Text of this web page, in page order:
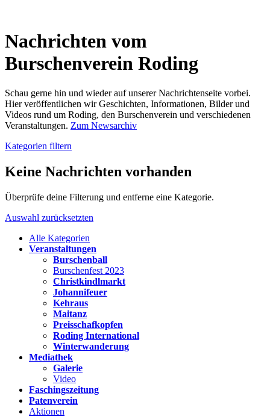
Nachrichten vom
Burschenverein Roding
Schau gerne hin und wieder auf unserer Nachrichtenseite vorbei.
Hier veröffentlichen wir Geschichten, Informationen, Bilder und
Videos rund um Roding, den Burschenverein und verschiedenen
Veranstaltungen. Zum Newsarchiv
Kategorien filtern
Keine Nachrichten vorhanden
Überprüfe deine Filterung und entferne eine Kategorie.
Auswahl zurücksetzten
Alle Kategorien
Veranstaltungen
Burschenball
Burschenfest 2023
Christkindlmarkt
Johannifeuer
Kehraus
Maitanz
Preisschafkopfen
Roding International
Winterwanderung
Mediathek
Galerie
Video
Faschingszeitung
Patenverein
Aktionen